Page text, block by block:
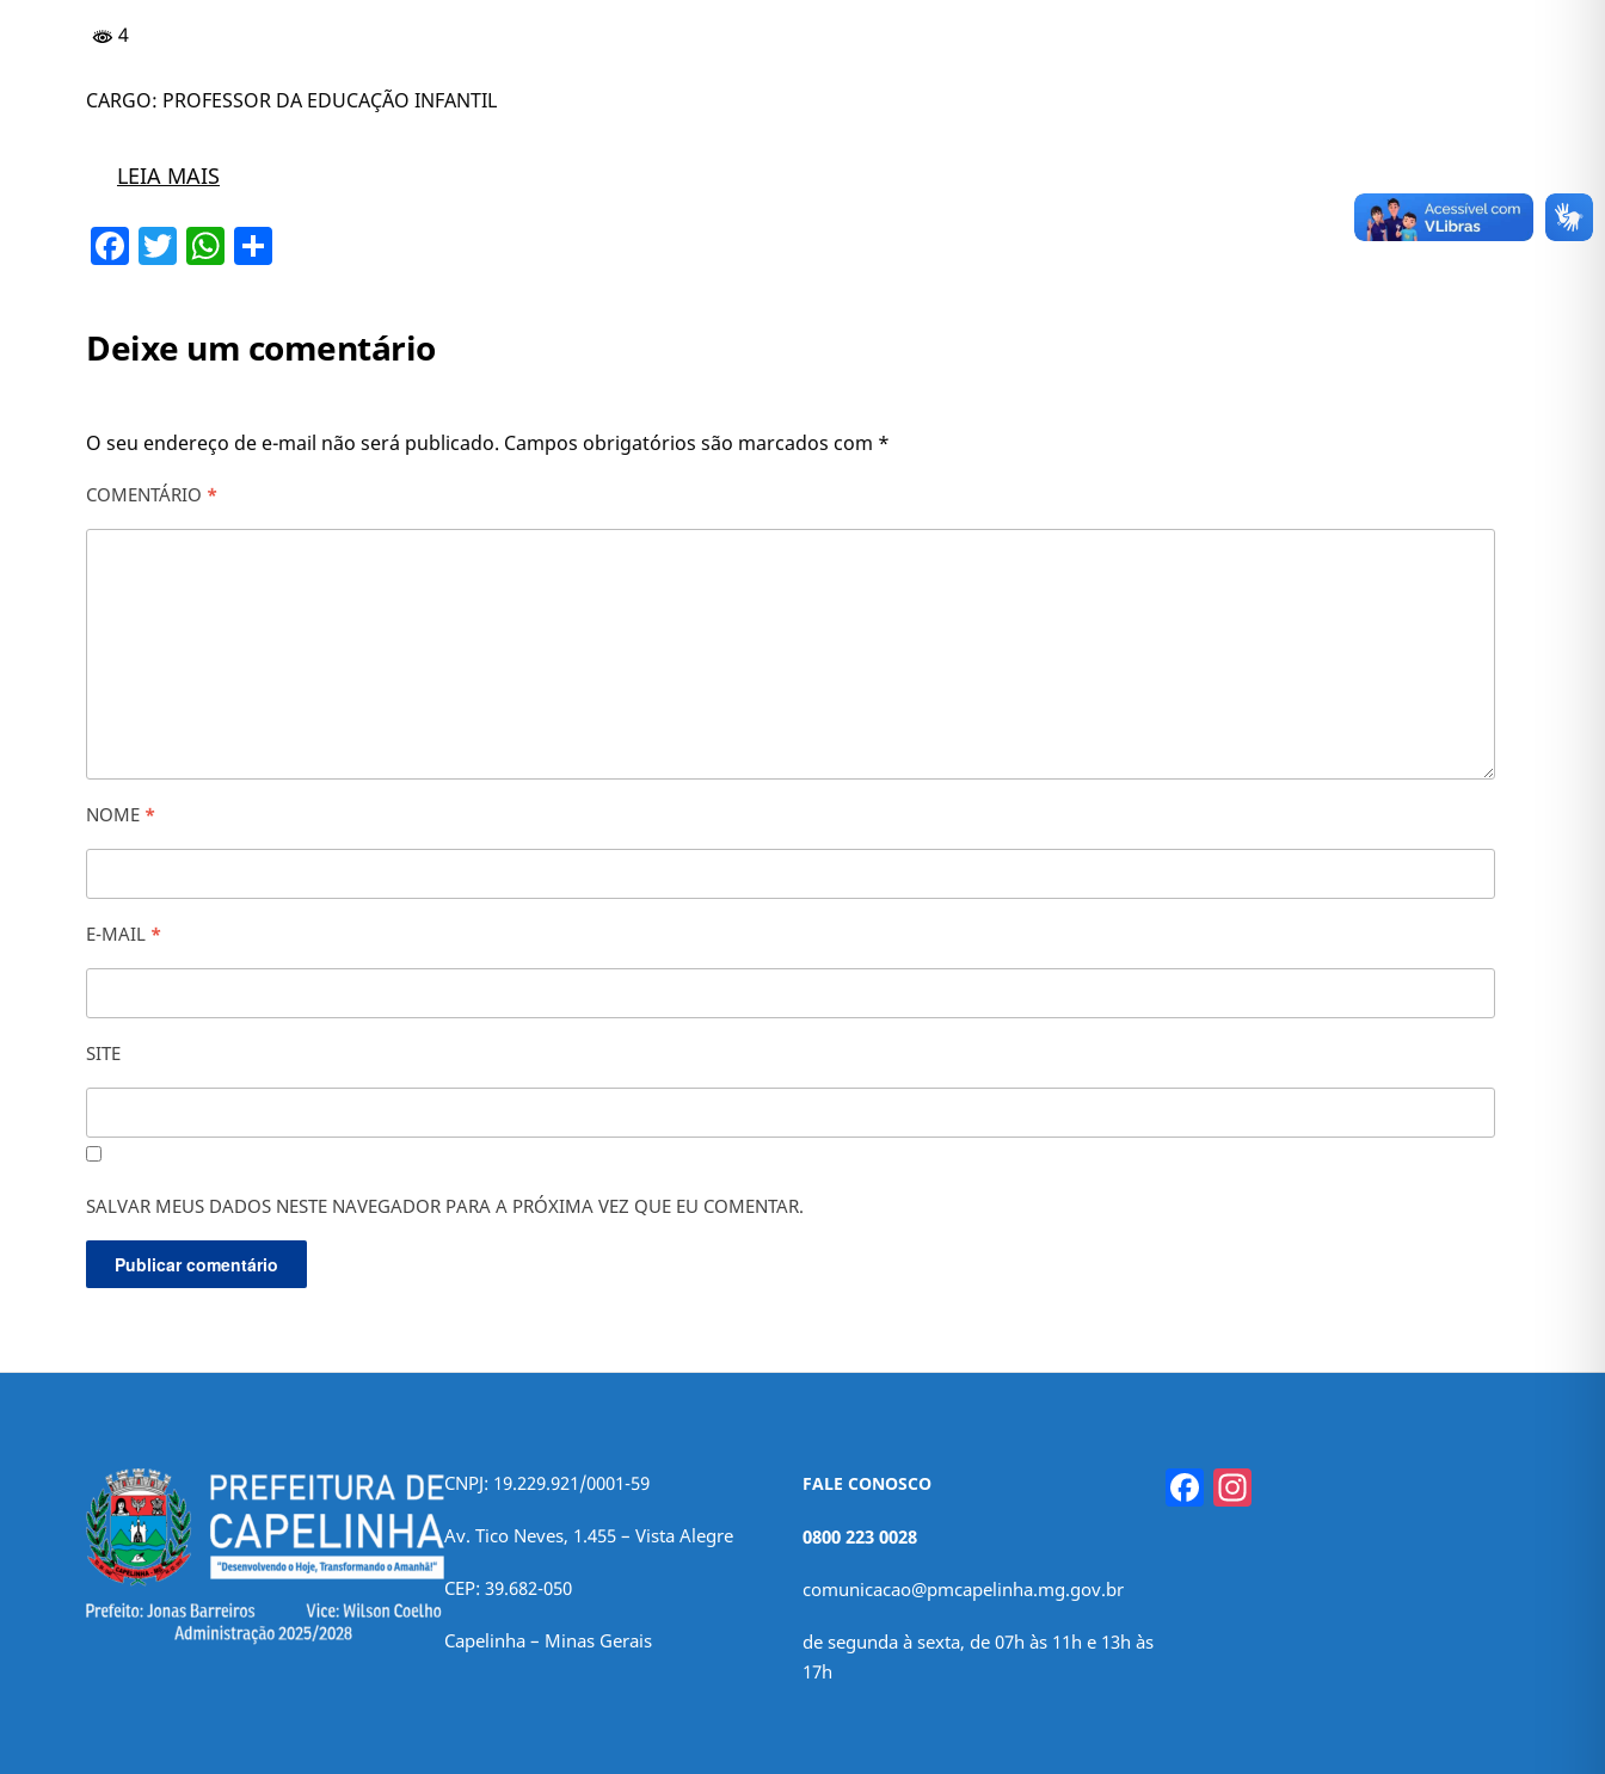
4
CARGO: PROFESSOR DA EDUCAÇÃO INFANTIL
LEIA MAIS
Facebook
TwitterWhatsApp
Deixe um comentário
O seu endereço de e-mail não será publicado. Campos obrigatórios são marcados com *
COMENTÁRIO *
NOME *
E-MAIL *
SITE
SALVAR MEUS DADOS NESTE NAVEGADOR PARA A PRÓXIMA VEZ QUE EU COMENTAR.
CNPJ: 19.229.921/0001-59
Av. Tico Neves, 1.455 – Vista Alegre
CEP: 39.682-050
Capelinha – Minas Gerais
FALE CONOSCO
0800 223 0028
comunicacao@pmcapelinha.mg.gov.br
de segunda à sexta, de 07h às 11h e 13h às
17h
Facebook